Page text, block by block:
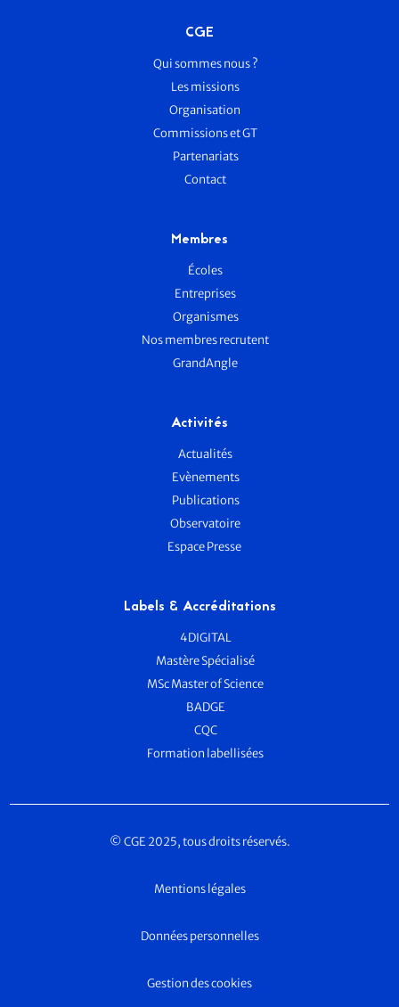
CGE
Qui sommes nous ?
Les missions
Organisation
Commissions et GT
Partenariats
Contact
Membres
Écoles
Entreprises
Organismes
Nos membres recrutent
GrandAngle
Activités
Actualités
Evènements
Publications
Observatoire
Espace Presse
Labels & Accréditations
4DIGITAL
Mastère Spécialisé
MSc Master of Science
BADGE
CQC
Formation labellisées
© CGE 2025, tous droits réservés.
Mentions légales
Données personnelles
Gestion des cookies